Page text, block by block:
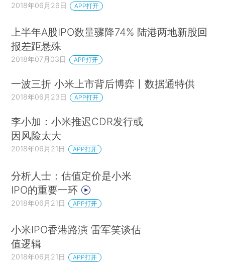
2018年06月26日 APP打开
上半年A股IPO数量骤降74% 陆港两地新股回
报差距悬殊
2018年07月03日 APP打开
一波三折 小米上市背后博弈丨数据通特供
2018年06月23日 APP打开
李小加：小米推迟CDR发行或
因风险太大
2018年06月21日 APP打开
分析人士：估值定价是小米
IPO的重要一环
2018年06月21日 APP打开
小米IPO香港路演 雷军笑谈估
值逻辑
2018年06月21日 APP打开